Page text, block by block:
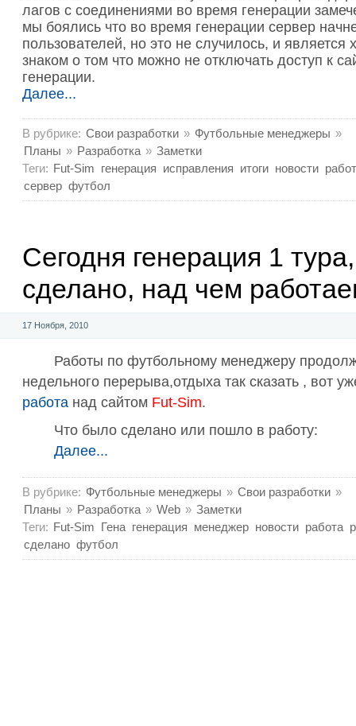
лагов с соединениями во время генерации
мы боялись что во время генерации сервер
пользователей, но это не случилось, и является
знаком о том что можно не отключать доступ к
генерации.
Далее...
В рубрике: Свои разработки » Футбольные менеджеры »
Планы » Разработка » Заметки
Теги: Fut-Sim генерация исправления итоги новости
сервер футбол
Сегодня генерация 1
сделано, над чем
17 Ноября, 2010
Работы по футбольному менеджеру
недельного перерыва,отдыха так сказать , вот
работа над сайтом Fut-Sim.
Что было сделано или пошло в работу:
Далее...
В рубрике: Футбольные менеджеры » Свои разработки »
Планы » Разработка » Web » Заметки
Теги: Fut-Sim Гена генерация менеджер новости работа
сделано футбол